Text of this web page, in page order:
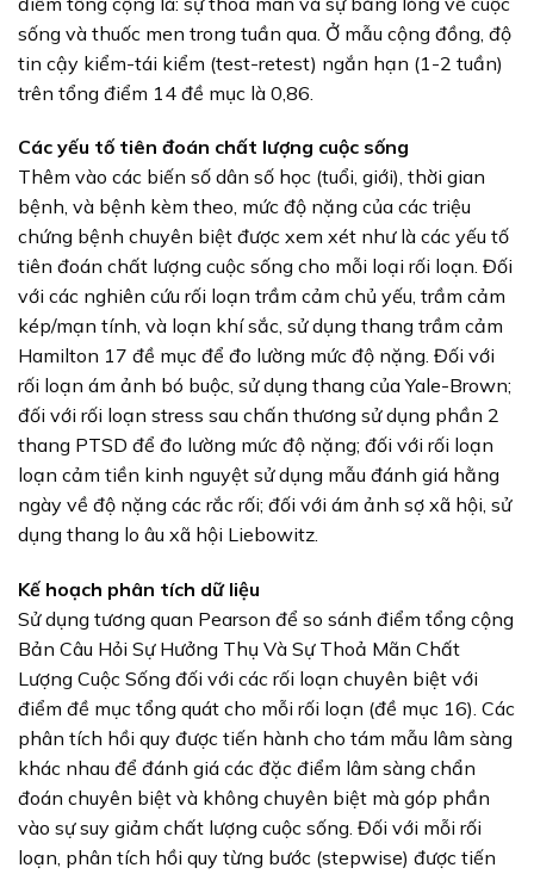
sống và thuốc men trong tuần qua. Ở mẫu cộng đồng, độ
tin cậy kiểm-tái kiểm (test-retest) ngắn hạn (1-2 tuần)
trên tổng điểm 14 đề mục là 0,86.
Các yếu tố tiên đoán chất lượng cuộc sống
Thêm vào các biến số dân số học (tuổi, giới), thời gian
bệnh, và bệnh kèm theo, mức độ nặng của các triệu
chứng bệnh chuyên biệt được xem xét như là các yếu tố
tiên đoán chất lượng cuộc sống cho mỗi loại rối loạn. Đối
với các nghiên cứu rối loạn trầm cảm chủ yếu, trầm cảm
kép/mạn tính, và loạn khí sắc, sử dụng thang trầm cảm
Hamilton 17 đề mục để đo lường mức độ nặng. Đối với
rối loạn ám ảnh bó buộc, sử dụng thang của Yale-Brown;
đối với rối loạn stress sau chấn thương sử dụng phần 2
thang PTSD để đo lường mức độ nặng; đối với rối loạn
loạn cảm tiền kinh nguyệt sử dụng mẫu đánh giá hằng
ngày về độ nặng các rắc rối; đối với ám ảnh sợ xã hội, sử
dụng thang lo âu xã hội Liebowitz.
Kế hoạch phân tích dữ liệu
Sử dụng tương quan Pearson để so sánh điểm tổng cộng
Bản Câu Hỏi Sự Hưởng Thụ Và Sự Thoả Mãn Chất
Lượng Cuộc Sống đối với các rối loạn chuyên biệt với
điểm đề mục tổng quát cho mỗi rối loạn (đề mục 16). Các
phân tích hồi quy được tiến hành cho tám mẫu lâm sàng
khác nhau để đánh giá các đặc điểm lâm sàng chẩn
đoán chuyên biệt và không chuyên biệt mà góp phần
vào sự suy giảm chất lượng cuộc sống. Đối với mỗi rối
loạn, phân tích hồi quy từng bước (stepwise) được tiến